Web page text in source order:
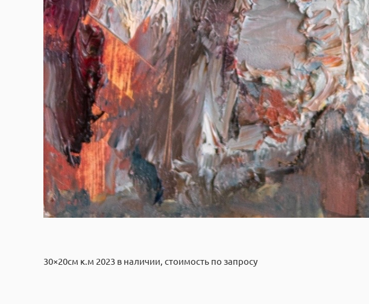
30×20см к.м 2023 в наличии, стоимость по запросу